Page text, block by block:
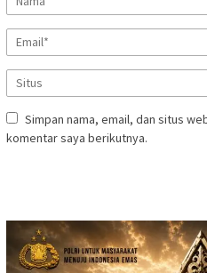
Simpan nama, email, dan situs
komentar saya berikutnya.